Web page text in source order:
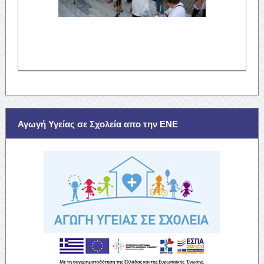
Αγωγή Υγείας σε Σχολεία απο την ΕΝΕ